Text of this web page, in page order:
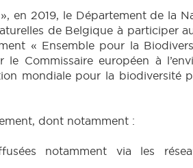
en 2019, le Département de la
de Belgique à participer
« Ensemble pour la
Commissaire européen à
mondiale pour la biodiversité
dont notamment :
notamment via les